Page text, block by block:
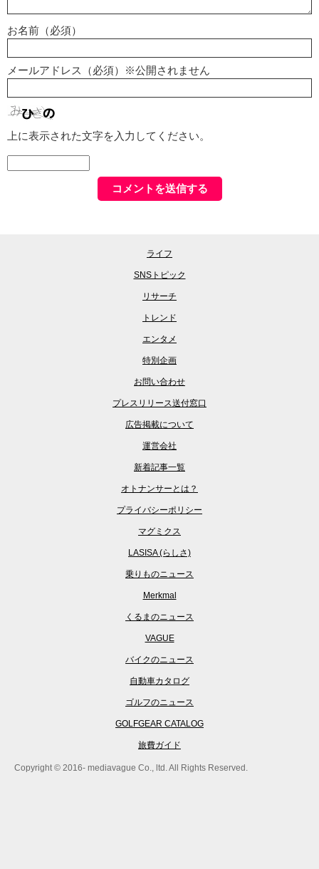
お名前（必須）
メールアドレス（必須）※公開されません
上に表示された文字を入力してください。
ライフ
SNSトピック
リサーチ
トレンド
エンタメ
特別企画
お問い合わせ
プレスリリース送付窓口
広告掲載について
運営会社
新着記事一覧
オトナンサーとは？
プライバシーポリシー
マグミクス
LASISA (らしさ)
乗りものニュース
Merkmal
くるまのニュース
VAGUE
バイクのニュース
自動車カタログ
ゴルフのニュース
GOLFGEAR CATALOG
旅費ガイド
Copyright © 2016- mediavague Co., ltd. All Rights Reserved.